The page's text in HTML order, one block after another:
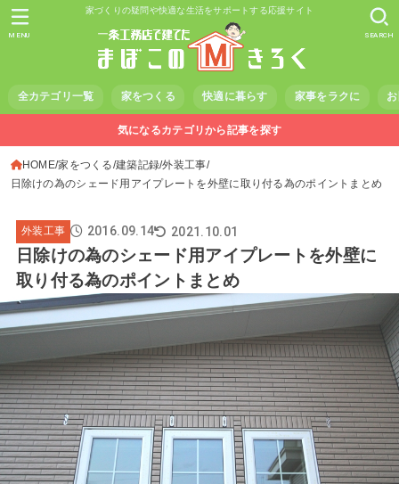
家づくりの疑問や快適な生活をサポートする応援サイト
全カテゴリ一覧 家をつくる 快適に暮らす 家事をラクに
SEARCH
MENU
気になるカテゴリから記事を探す
HOME 家をつくる 建築記録 外装工事
日除けの為のシェード用アイプレートを外壁に取り付る為のポイントまとめ
外装工事 2016.09.14 2021.10.01
日除けの為のシェード用アイプレートを外壁に
取り付る為のポイントまとめ